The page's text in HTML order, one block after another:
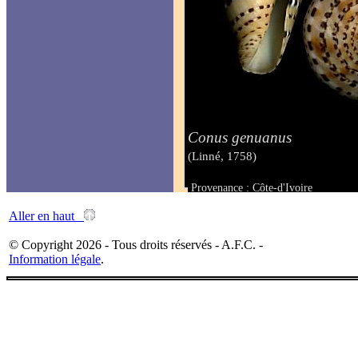
Conus genuanus
(Linné, 1758)
Provenance : Côte-d'Ivoire
Aller en haut
© Copyright 2026 - Tous droits réservés - A.F.C. -
Information légale.